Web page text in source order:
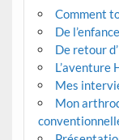
Comment
De
De retour
L’aventure
Mes
Mon